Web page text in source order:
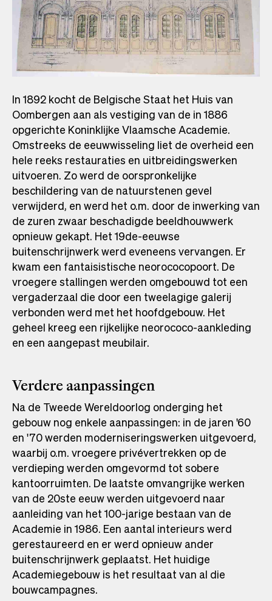
In 1892 kocht de Belgische Staat het Huis van
Oombergen aan als vestiging van de in 1886
opgerichte Koninklijke Vlaamsche Academie.
Omstreeks de eeuwwisseling liet de overheid een
hele reeks restauraties en uitbreidingswerken
uitvoeren. Zo werd de oorspronkelijke
beschildering van de natuurstenen gevel
verwijderd, en werd het o.m. door de inwerking van
de zuren zwaar beschadigde beeldhouwwerk
opnieuw gekapt. Het 19de-eeuwse
buitenschrijnwerk werd eveneens vervangen. Er
kwam een fantaisistische neorococopoort. De
vroegere stallingen werden omgebouwd tot een
vergaderzaal die door een tweelagige galerij
verbonden werd met het hoofdgebouw. Het
geheel kreeg een rijkelijke neorococo-aankleding
en een aangepast meubilair.
Verdere aanpassingen
Na de Tweede Wereldoorlog onderging het
gebouw nog enkele aanpassingen: in de jaren '60
en '70 werden moderniseringswerken uitgevoerd,
waarbij o.m. vroegere privévertrekken op de
verdieping werden omgevormd tot sobere
kantoorruimten. De laatste omvangrijke werken
van de 20ste eeuw werden uitgevoerd naar
aanleiding van het 100-jarige bestaan van de
Academie in 1986. Een aantal interieurs werd
gerestaureerd en er werd opnieuw ander
buitenschrijnwerk geplaatst. Het huidige
Academiegebouw is het resultaat van al die
bouwcampagnes.